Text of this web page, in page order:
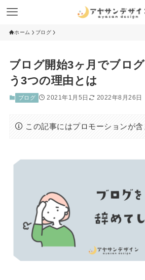
ホーム ブログ
ブログ開始3ヶ月でブロ
う3つの理由とは
ブログ 2021年1月5日 2022年8月26日
この記事にはプロモーションが